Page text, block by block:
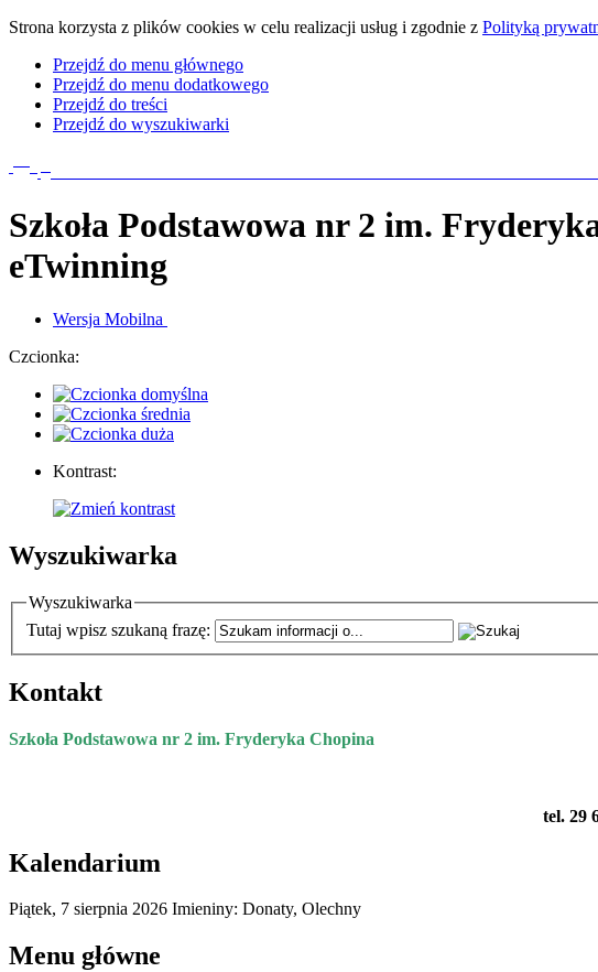
Strona korzysta z plików cookies w celu realizacji usług i zgodnie z Polityką
Przejdź do menu głównego
Przejdź do menu dodatkowego
Przejdź do treści
Przejdź do wyszukiwarki
Szkoła Podstawowa nr 2 im.
eTwinning
Wersja Mobilna
Czcionka:
Kontrast:
Wyszukiwarka
Wyszukiwarka
Tutaj wpisz szukaną frazę:
Kontakt
Szkoła Podstawowa nr 2 im. Fryderyka Chopina
tel. 29
Kalendarium
Piątek, 7 sierpnia 2026 Imieniny: Donaty, Olechny
Menu główne